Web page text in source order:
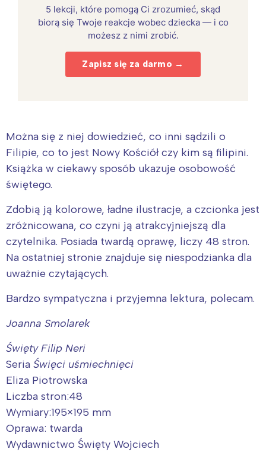
5 lekcji, które pomogą Ci zrozumieć, skąd
biorą się Twoje reakcje wobec dziecka — i co
możesz z nimi zrobić.
Zapisz się za darmo →
Można się z niej dowiedzieć, co inni sądzili o
Filipie, co to jest Nowy Kościół czy kim są filipini.
Książka w ciekawy sposób ukazuje osobowość
świętego.
Zdobią ją kolorowe, ładne ilustracje, a czcionka jest
zróżnicowana, co czyni ją atrakcyjniejszą dla
czytelnika. Posiada twardą oprawę, liczy 48 stron.
Na ostatniej stronie znajduje się niespodzianka dla
uważnie czytających.
Bardzo sympatyczna i przyjemna lektura, polecam.
Joanna Smolarek
Święty Filip Neri
Seria Święci uśmiechnięci
Eliza Piotrowska
Liczba stron:48
Wymiary:195×195 mm
Oprawa: twarda
Wydawnictwo Święty Wojciech